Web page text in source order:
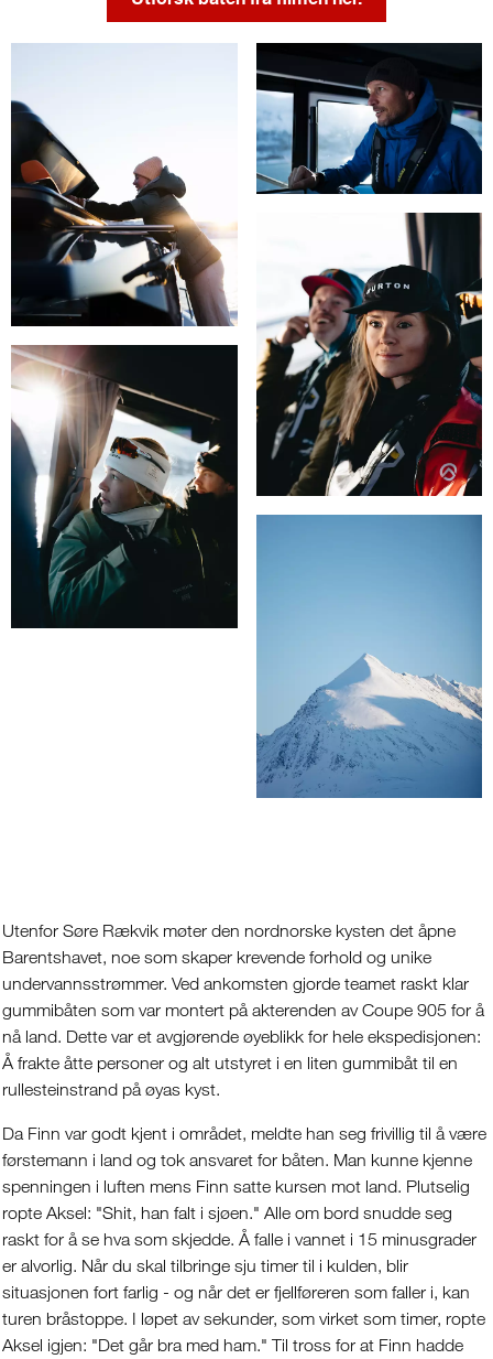
Utenfor Søre Rækvik møter den nordnorske kysten det åpne
Barentshavet, noe som skaper krevende forhold og unike
undervannsstrømmer. Ved ankomsten gjorde teamet raskt klar
gummibåten som var montert på akterenden av Coupe 905 for å
nå land. Dette var et avgjørende øyeblikk for hele ekspedisjonen:
Å frakte åtte personer og alt utstyret i en liten gummibåt til en
rullesteinstrand på øyas kyst.
Da Finn var godt kjent i området, meldte han seg frivillig til å være
førstemann i land og tok ansvaret for båten. Man kunne kjenne
spenningen i luften mens Finn satte kursen mot land. Plutselig
ropte Aksel: "Shit, han falt i sjøen." Alle om bord snudde seg
raskt for å se hva som skjedde. Å falle i vannet i 15 minusgrader
er alvorlig. Når du skal tilbringe sju timer til i kulden, blir
situasjonen fort farlig - og når det er fjellføreren som faller i, kan
turen bråstoppe. I løpet av sekunder, som virket som timer, ropte
Aksel igjen: "Det går bra med ham." Til tross for at Finn hadde